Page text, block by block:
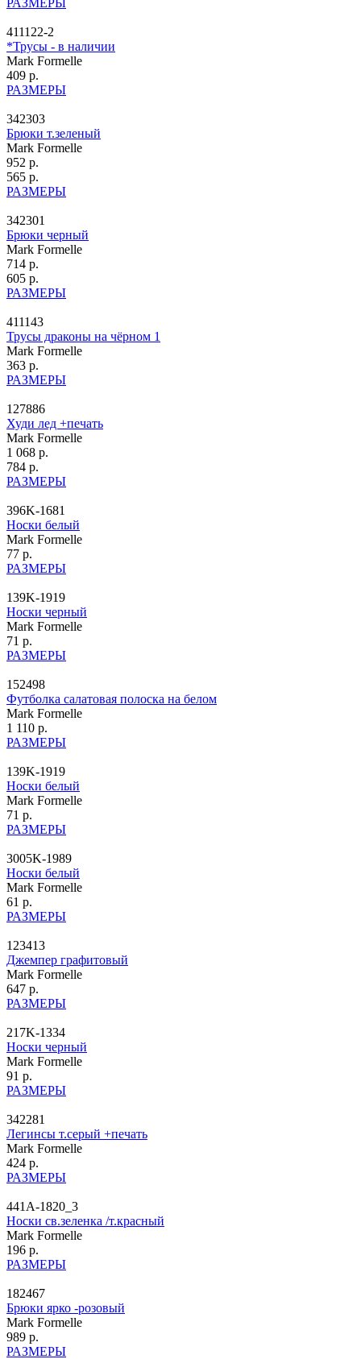
411122-2
*Трусы - в наличии
Mark Formelle
409 р.
РАЗМЕРЫ
342303
Брюки т.зеленый
Mark Formelle
952 р.
565 р.
РАЗМЕРЫ
342301
Брюки черный
Mark Formelle
714 р.
605 р.
РАЗМЕРЫ
411143
Трусы драконы на чёрном 1
Mark Formelle
363 р.
РАЗМЕРЫ
127886
Худи лед +печать
Mark Formelle
1 068 р.
784 р.
РАЗМЕРЫ
396K-1681
Носки белый
Mark Formelle
77 р.
РАЗМЕРЫ
139K-1919
Носки черный
Mark Formelle
71 р.
РАЗМЕРЫ
152498
Футболка салатовая полоска на белом
Mark Formelle
1 110 р.
РАЗМЕРЫ
139K-1919
Носки белый
Mark Formelle
71 р.
РАЗМЕРЫ
3005K-1989
Носки белый
Mark Formelle
61 р.
РАЗМЕРЫ
123413
Джемпер графитовый
Mark Formelle
647 р.
РАЗМЕРЫ
217K-1334
Носки черный
Mark Formelle
91 р.
РАЗМЕРЫ
342281
Легинсы т.серый +печать
Mark Formelle
424 р.
РАЗМЕРЫ
441A-1820_3
Носки св.зеленка /т.красный
Mark Formelle
196 р.
РАЗМЕРЫ
182467
Брюки ярко -розовый
Mark Formelle
989 р.
РАЗМЕРЫ